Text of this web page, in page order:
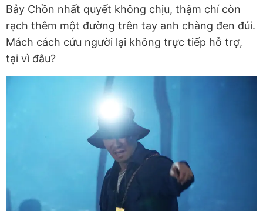
Bảy Chồn nhất quyết không chịu, thậm chí còn
rạch thêm một đường trên tay anh chàng đen đủi.
Mách cách cứu người lại không trực tiếp hỗ trợ,
tại vì đâu?